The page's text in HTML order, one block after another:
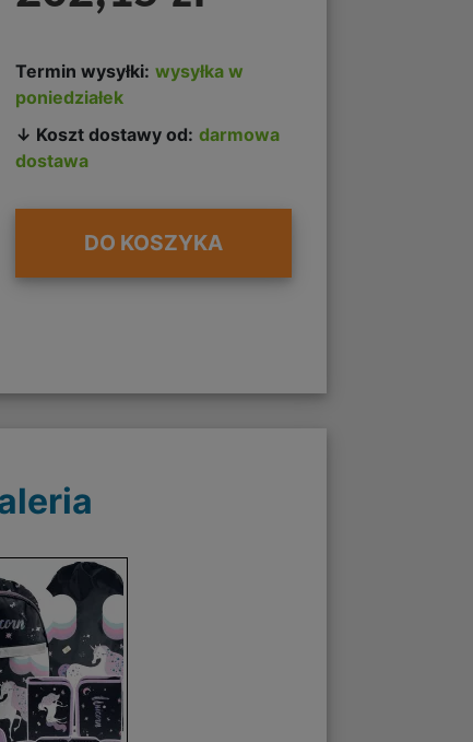
Termin wysyłki: wysyłka w
poniedziałek
↓ Koszt dostawy od: darmowa
dostawa
DO KOSZYKA